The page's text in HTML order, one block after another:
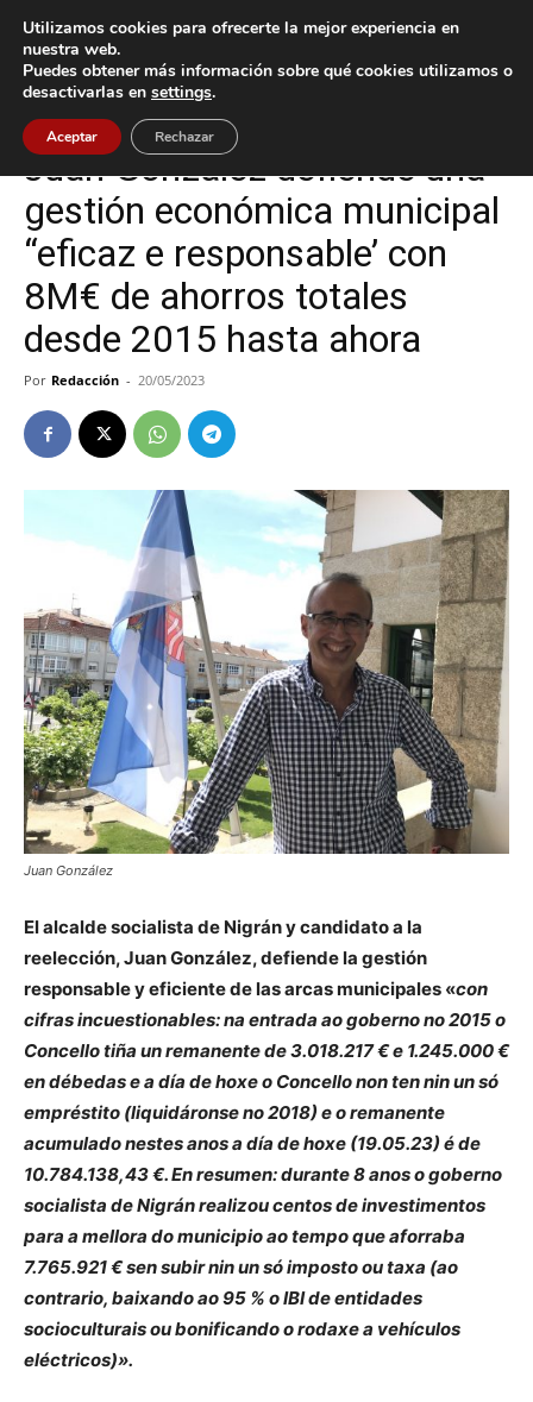
Inicio Nigrán
Nigrán Política
Juan González defiende una
gestión económica municipal
“eficaz e responsable’ con
8M€ de ahorros totales
desde 2015 hasta ahora
Por Redacción - 20/05/2023
Juan González
El alcalde socialista de Nigrán y candidato a la
reelección, Juan González, defiende la gestión
responsable y eficiente de las arcas municipales «con
cifras incuestionables: na entrada ao goberno no 2015 o
Concello tiña un remanente de 3.018.217 € e 1.245.000 €
en débedas e a día de hoxe o Concello non ten nin un só
empréstito (liquidáronse no 2018) e o remanente
acumulado nestes anos a día de hoxe (19.05.23) é de
10.784.138,43 €. En resumen: durante 8 anos o goberno
socialista de Nigrán realizou centos de investimentos
para a mellora do municipio ao tempo que aforraba
7.765.921 € sen subir nin un só imposto ou taxa (ao
contrario, baixando ao 95 % o IBI de entidades
socioculturais ou bonificando o rodaxe a vehículos
eléctricos)».
Utilizamos cookies para ofrecerte la mejor experiencia en
nuestra web.
Puedes obtener más información sobre qué cookies utilizamos o
desactivarlas en settings.
Aceptar Rechazar